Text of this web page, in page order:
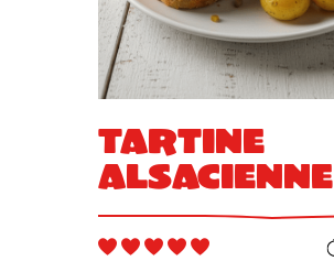
Tartine
alsacienne